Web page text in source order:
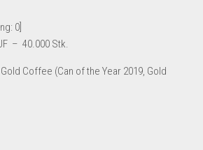
0
– 40.000 Stk.
Coffee (Can of the Year 2019, Gold